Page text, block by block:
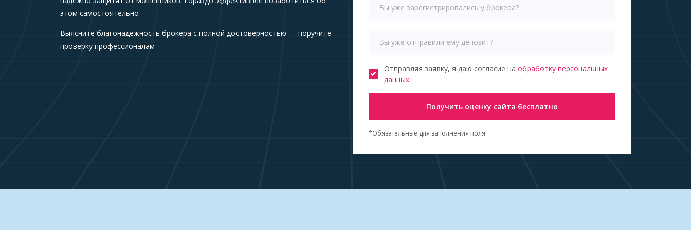
этом самостоятельно
Выясните благонадежность брокера с полной достоверностью — поручите
проверку профессионалам
Отправляя заявку, я даю согласие на обработку персональных
данных
Получить оценку сайта бесплатно
*Обязательные для заполнения поля